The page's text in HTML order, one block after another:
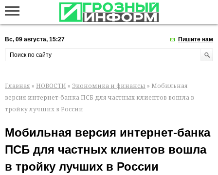
Вс, 09 августа, 15:27 Пишите нам
Главная » НОВОСТИ » Экономика и финансы » Мобильная
версия интернет-банка ПСБ для частных клиентов вошла в
тройку лучших в России
Мобильная версия интернет-банка
ПСБ для частных клиентов вошла
в тройку лучших в России